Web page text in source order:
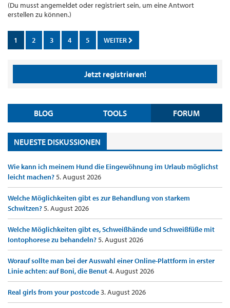
(Du musst angemeldet oder registriert sein, um eine Antwort
erstellen zu können.)
1 2 3 4 5 WEITER
Jetzt registrieren!
BLOG TOOLS FORUM
NEUESTE DISKUSSIONEN
Wie kann ich meinem Hund die Eingewöhnung im Urlaub möglichst
leicht machen?5. August 2026
Welche Möglichkeiten gibt es zur Behandlung von starkem
Schwitzen?5. August 2026
Welche Möglichkeiten gibt es, Schweißhände und Schweißfüße mit
Iontophorese zu behandeln?5. August 2026
Worauf sollte man bei der Auswahl einer Online-Plattform in erster
Linie achten: auf Boni, die Benut4. August 2026
Real girls from your postcode3. August 2026